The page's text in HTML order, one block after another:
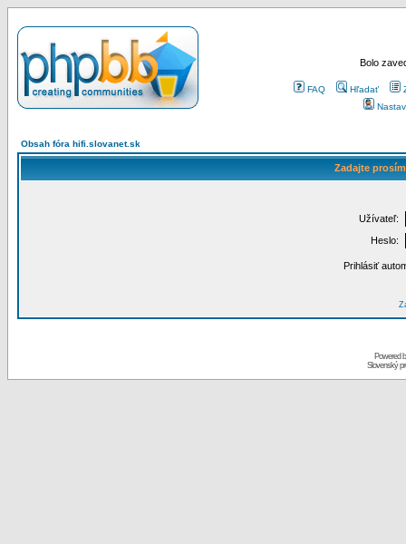
Bolo
FAQ Hľadať
Obsah fóra hifi.slovanet.sk
Zadajte
Užívateľ:
Heslo:
Prihlásiť
Powered
Slovenský